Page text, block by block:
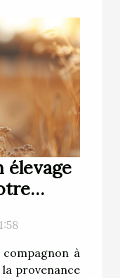
élevage
à
provenance